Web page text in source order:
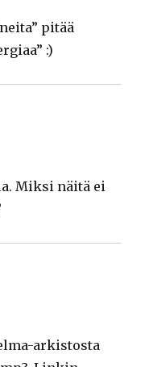
pitää
:)
Miksi näitä ei
arkistosta